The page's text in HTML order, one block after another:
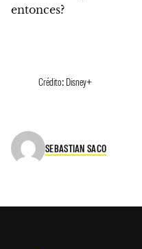
entonces?
Crédito: Disney+
SEBASTIAN SACO